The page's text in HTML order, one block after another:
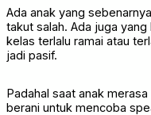
Ada anak yang
takut salah. Ada juga
kelas terlalu ramai atau
jadi pasif.
Padahal saat anak
berani untuk mencoba